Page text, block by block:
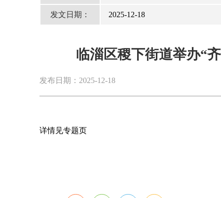
发文日期： 2025-12-18
临淄区稷下街道举办“
发布日期：2025-12-18
详情见专题页